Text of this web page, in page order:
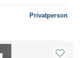
Privatperson